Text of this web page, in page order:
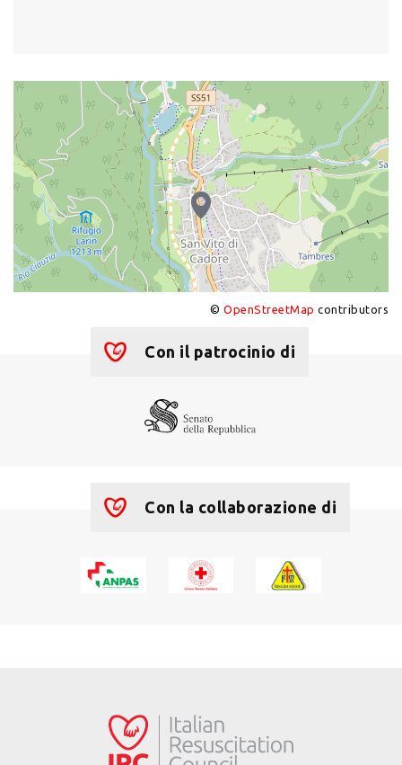
© OpenStreetMap contributors
Con il patrocinio di
Con la collaborazione di